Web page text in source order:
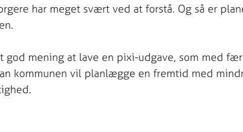
har meget svært ved at forstå. Og så er
god mening at lave en pixi-udgave, som med
kommunen vil planlægge en fremtid med